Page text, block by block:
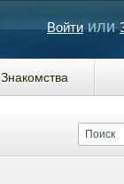
Войтиили
Знакомства